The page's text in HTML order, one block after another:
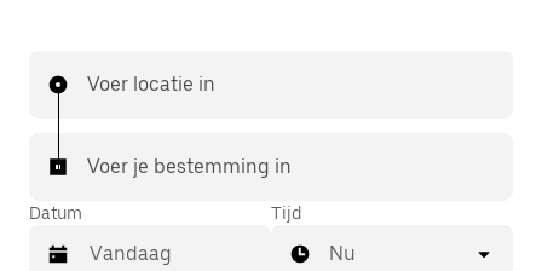
Voer locatie in
Voer je bestemming in
Datum Tijd
Nu